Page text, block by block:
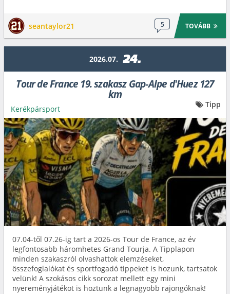
seantaylor21 5 TOVÁBB
2026.07. 24.
Tour de France 19. szakasz Gap-Alpe d'Huez 127
km
07.04-től 07.26-ig tart a 2026-os Tour de France, az év
legfontosabb háromhetes Grand Tourja. A Tipplapon
minden szakaszról olvashattok elemzéseket,
összefoglalókat és sportfogadó tippeket is hozunk, tartsatok
velünk! A szokásos cikk sorozat mellett egy mini
nyereményjátékot is hoztunk a legnagyobb rajongóknak!
Kerékpársport Tipp